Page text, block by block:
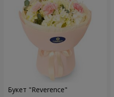
Букет "Reverence"